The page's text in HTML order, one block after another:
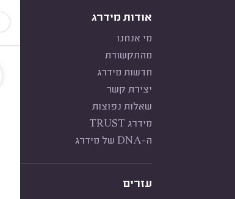
אודות מידרג
מי אנחנו
מהתקשורת
חדשות מידרג
יצירת קשר
שאלות נפוצות
מידרג TRUST
ה-DNA של מידרג
עזרים